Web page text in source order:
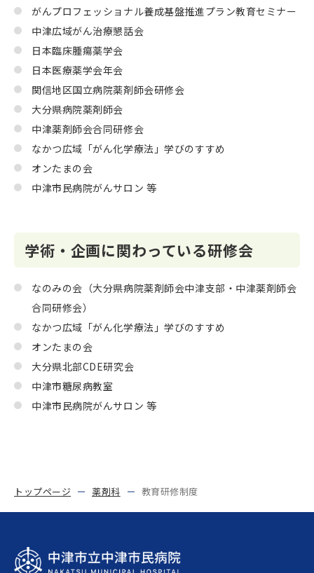
がんプロフェッショナル養成基盤推進プラン教育セミナー
中津広域がん治療懇話会
日本臨床腫瘍薬学会
日本医療薬学会年会
関信地区国立病院薬剤師会研修会
大分県病院薬剤師会
中津薬剤師会合同研修会
なかつ広域「がん化学療法」学びのすすめ
オンたまの会
中津市民病院がんサロン 等
学術・企画に関わっている研修会
なのみの会（大分県病院薬剤師会中津支部・中津薬剤師会
合同研修会）
なかつ広域「がん化学療法」学びのすすめ
オンたまの会
大分県北部CDE研究会
中津市糖尿病教室
中津市民病院がんサロン 等
トップページ 薬剤科 教育研修制度